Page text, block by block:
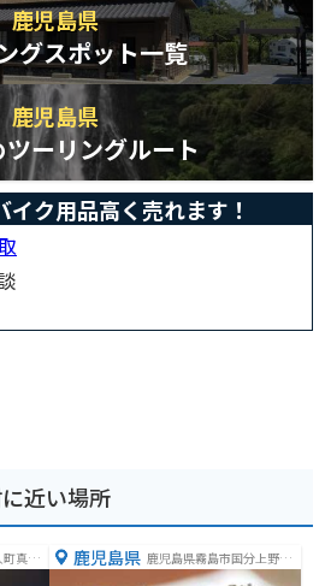
鹿児島県
グスポット一覧
鹿児島県
ーリングルート
イク用品高く売れます！
近い場所
町真孝
鹿児島県 鹿児島県霧島市国分上野原
縄文の森